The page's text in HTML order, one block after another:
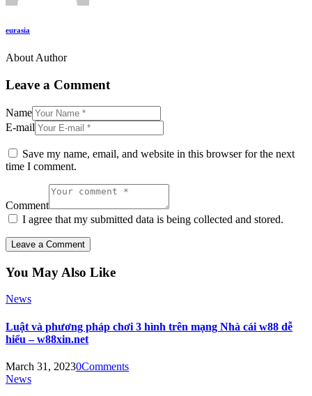
eurasia
About Author
Leave a Comment
Name
E-mail
Save my name, email, and website in this browser for the next
time I comment.
Comment
I agree that my submitted data is being collected and stored.
You May Also Like
News
Luật và phương pháp chơi 3 hình trên mạng Nhà cái w88 dễ
hiểu – w88xin.net
March 31, 20230Comments
News